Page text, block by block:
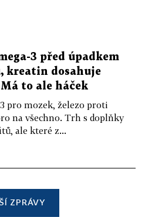
3 před úpadkem
kreatin dosahuje
to ale háček
pro mozek, železo proti
na všechno. Trh s doplňky
ale které z...
ZPRÁVY